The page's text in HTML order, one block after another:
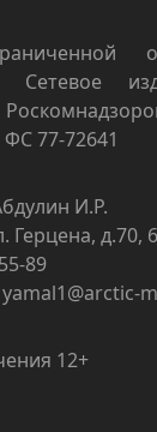
Сетевое
77-72641
И.Р.
Герцена, д.70,
89
12+